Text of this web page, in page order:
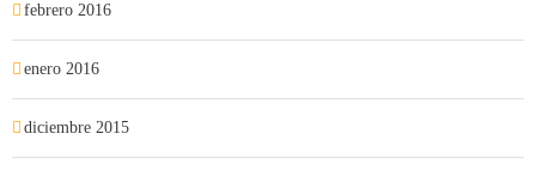
febrero 2016
enero 2016
diciembre 2015